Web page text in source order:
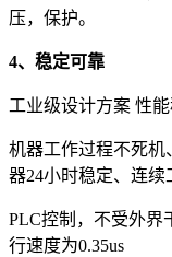
压，保护。
4、稳定可靠
工业级设计方案 性
机器工作过程不死机
器24小时稳定、连续
PLC控制，不受外界
行速度为0.35us